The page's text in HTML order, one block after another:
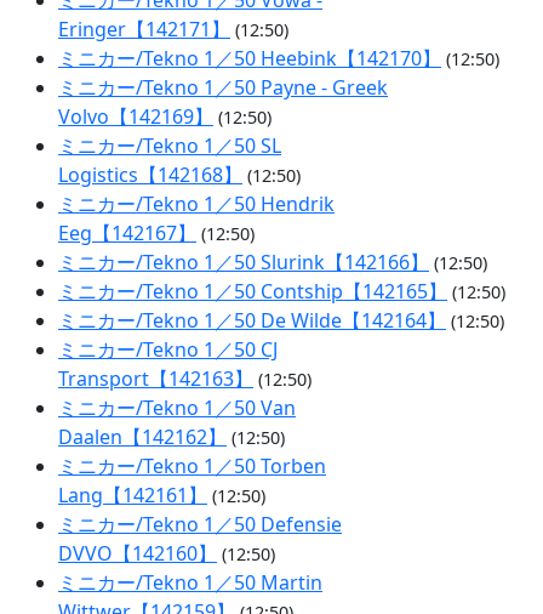
Eringer【142171】
(12:50)
ミニカー/Tekno 1／50 Heebink【142170】 (12:50)
ミニカー/Tekno 1／50 Payne - Greek
Volvo【142169】
(12:50)
ミニカー/Tekno 1／50 SL
Logistics【142168】
(12:50)
ミニカー/Tekno 1／50 Hendrik
Eeg【142167】
(12:50)
ミニカー/Tekno 1／50 Slurink【142166】 (12:50)
ミニカー/Tekno 1／50 Contship【142165】 (12:50)
ミニカー/Tekno 1／50 De Wilde【142164】 (12:50)
ミニカー/Tekno 1／50 CJ
Transport【142163】
(12:50)
ミニカー/Tekno 1／50 Van
Daalen【142162】
(12:50)
ミニカー/Tekno 1／50 Torben
Lang【142161】
(12:50)
ミニカー/Tekno 1／50 Defensie
DVVO【142160】
(12:50)
ミニカー/Tekno 1／50 Martin